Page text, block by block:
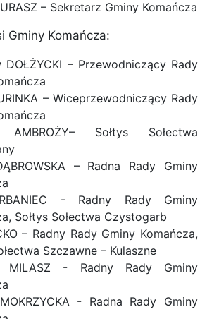
– Sekretarz Gminy Komańcza
Gminy Komańcza:
DOŁŻYCKI – Przewodniczący Rady
– Wiceprzewodniczący Rady
AMBROŻY– Sołtys Sołectwa
– Radna Rady Gminy
- Radny Rady Gminy
Sołtys Sołectwa Czystogarb
– Radny Rady Gminy Komańcza,
Szczawne – Kulaszne
MILASZ - Radny Rady Gminy
- Radna Rady Gminy